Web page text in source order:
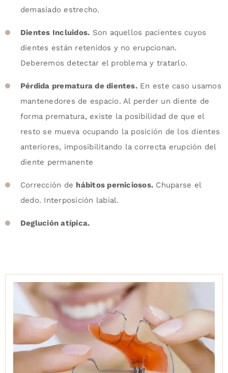
demasiado estrecho.
Dientes Incluidos. Son aquellos pacientes cuyos
dientes están retenidos y no erupcionan.
Deberemos detectar el problema y tratarlo.
Pérdida prematura de dientes.En este caso usamos
mantenedores de espacio. Al perder un diente de
forma prematura, existe la posibilidad de que el
resto se mueva ocupando la posición de los dientes
anteriores, imposibilitando la correcta erupción del
diente permanente
Corrección de hábitos perniciosos. Chuparse el
dedo. Interposición labial.
Deglución atípica.